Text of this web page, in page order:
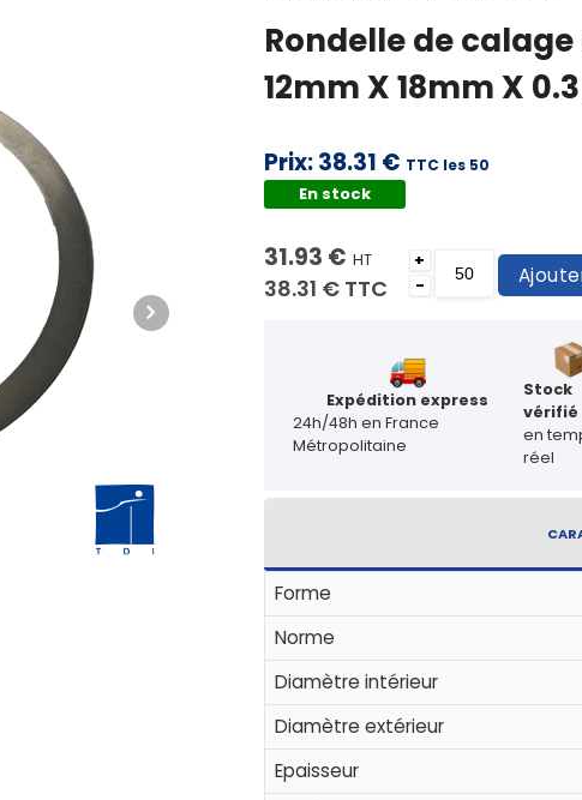
Rondelle de
12mm X 18mm X
Prix:38.31 € TTC les 50
En stock
31.93 € HT
38.31 € TTC
+
-
Expédition express
24h/48h en France
Métropolitaine
Stock
vérifié
en
réel
Forme
Norme
Diamètre intérieur
Diamètre extérieur
Epaisseur